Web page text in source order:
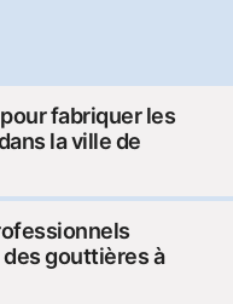
fabriquer les
la ville de
gouttières à